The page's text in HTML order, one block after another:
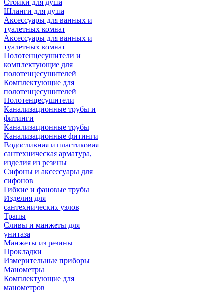
Стойки для душа
Шланги для душа
Аксессуары для ванных и
туалетных комнат
Аксессуары для ванных и
туалетных комнат
Полотенцесушители и
комплектующие для
полотенцесушителей
Комплектующие для
полотенцесушителей
Полотенцесушители
Канализационные трубы и
фитинги
Канализационные трубы
Канализационные фитинги
Водосливная и пластиковая
сантехническая арматура,
изделия из резины
Сифоны и аксессуары для
сифонов
Гибкие и фановые трубы
Изделия для
сантехнических узлов
Трапы
Сливы и манжеты для
унитаза
Манжеты из резины
Прокладки
Измерительные приборы
Манометры
Комплектующие для
манометров